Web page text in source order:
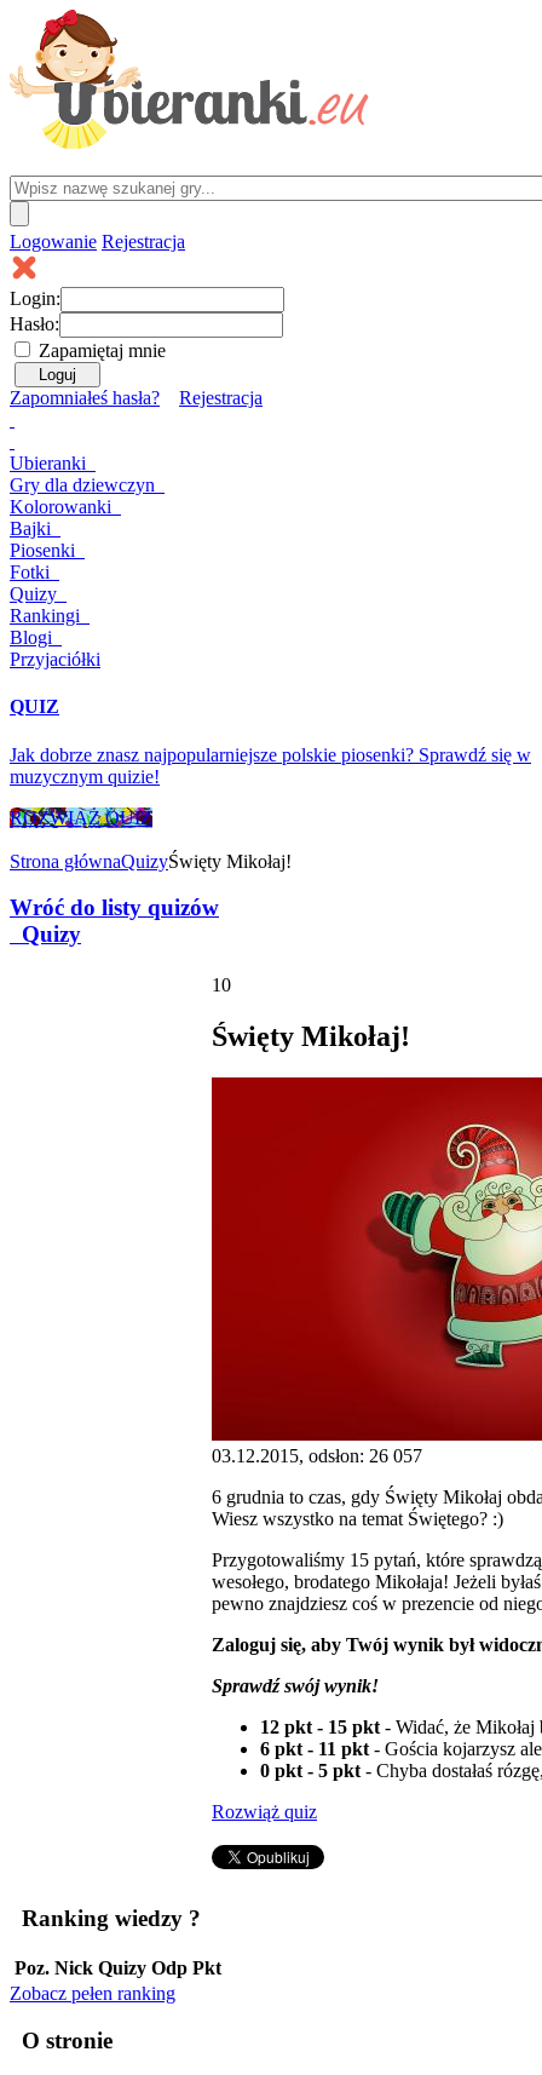
Logowanie Rejestracja
Login:
Hasło:
Zapamiętaj mnie
Zapomniałeś hasła? Rejestracja
Ubieranki
Gry dla dziewczyn
Kolorowanki
Bajki
Piosenki
Fotki
Quizy
Rankingi
Blogi
Przyjaciółki
QUIZ
Jak dobrze znasz najpopularniejsze polskie piosenki? Sprawdź się w
muzycznym quizie!
ROZWIĄŻ QUIZ
Strona głównaQuizyŚwięty Mikołaj!
Wróć do listy quizów
Quizy
10
Święty Mikołaj!
03.12.2015, odsłon: 26 057
6 grudnia to czas, gdy Święty Mikołaj
Wiesz wszystko na temat Świętego? :)
Przygotowaliśmy 15 pytań, które
wesołego, brodatego Mikołaja! Jeżeli
pewno znajdziesz coś w prezencie od
Zaloguj się, aby Twój wynik był
Sprawdź swój wynik!
12 pkt - 15 pkt - Widać, że
6 pkt - 11 pkt - Gościa kojarzysz
0 pkt - 5 pkt - Chyba dostałaś
Rozwiąż quiz
Ranking wiedzy ?
Poz. Nick Quizy Odp Pkt
Zobacz pełen ranking
O stronie